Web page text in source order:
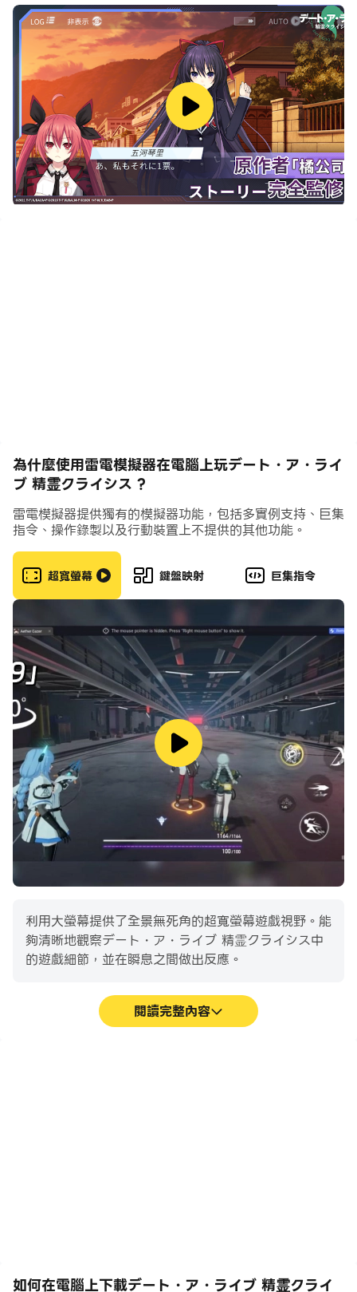
控制整個遊戲的操作。鍵盤映射功能的不斷最佳化還提高了
按鍵靈敏度和技能釋放精準度。為了增強你的遊戲體驗，雷
電模擬器還為你配置了特殊的按鈕，如射擊按鈕、隱藏滑鼠
按鈕、連續按鍵等。
如果你想用遊戲手把玩遊戲，自動啟用的遊戲手把檢測可以
幫助你在幾個簡單的點擊中自訂控制，自由移動你的英雄。
現在就開始在電腦上下載和玩デート・ア・ライブ 精霊ク
ライシス吧！
《約會大作戰精神危機》是根據藤見幻想曲文庫
世界上唯一有能力封印靈力的人，為了拯救他們，將與美麗
的靈體投身於一場生死戰。
◆遊戲概述◆
快速的橫向捲軸動作和絢麗的技能效果，讓您享受爽快的戰
鬥。
在戰鬥中，您可以在預先選擇的三個角色之間切換戰鬥。每
個角色都有自己獨特的技能，在匹配敵人和情況的組合戰鬥
中樂趣加倍！
◆在Live2D中完全再現精神◆
您可以通過點擊主屏幕上顯示的精神來欣賞動作和線條。一
路放開，說不定還能聽到神靈的暗語。
◆演員表◆
Marina Inoue / Misuzu Togashi / Ayana Taketatsu
/ Iori Nomizu / Asami Sanada / Maaya Uchida /
Bridcut Sarah Emi / Minori Chihara / Sora
Amamiya
https://www.date-a-live-sc.jp
◆官方推特◆
https://twitter.com/SpiritCrisisDAL
為什麼使用雷電模擬器在電腦上玩デート・ア・ライ
ブ 精霊クライシス ?
雷電模擬器提供獨有的模擬器功能，包括多實例支持、巨集
指令、操作錄製以及行動裝置上不提供的其他功能。
超寬螢幕 鍵盤映射 巨集指令
利用大螢幕提供了全景無死角的超寬螢幕遊戲視野。能
夠清晰地觀察デート・ア・ライブ 精霊クライシス中
的遊戲細節，並在瞬息之間做出反應。
閱讀完整內容
如何在電腦上下載デート・ア・ライブ 精霊クライ